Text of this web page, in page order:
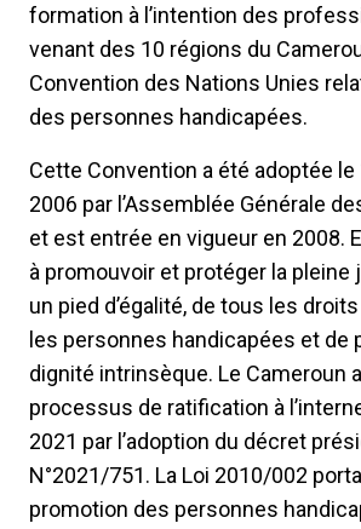
formation à l’intention des
venant des 10 régions du
Convention des Nations Unies
des personnes handicapées.
Cette Convention a été adoptée
2006 par l’Assemblée Générale
et est entrée en vigueur en 2008.
à promouvoir et protéger la pleine
un pied d’égalité, de tous les
les personnes handicapées et de
dignité intrinsèque. Le Cameroun
processus de ratification à
2021 par l’adoption du décret
N°2021/751. La Loi 2010/002
promotion des personnes